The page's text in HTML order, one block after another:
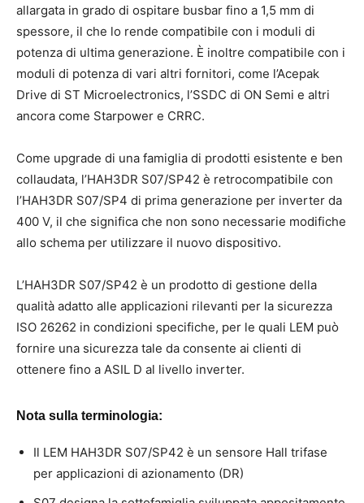
allargata in grado di ospitare busbar fino a 1,5 mm di
spessore, il che lo rende compatibile con i moduli di
potenza di ultima generazione. È inoltre compatibile con i
moduli di potenza di vari altri fornitori, come l’Acepak
Drive di ST Microelectronics, l’SSDC di ON Semi e altri
ancora come Starpower e CRRC.
Come upgrade di una famiglia di prodotti esistente e ben
collaudata, l’HAH3DR S07/SP42 è retrocompatibile con
l’HAH3DR S07/SP4 di prima generazione per inverter da
400 V, il che significa che non sono necessarie modifiche
allo schema per utilizzare il nuovo dispositivo.
L’HAH3DR S07/SP42 è un prodotto di gestione della
qualità adatto alle applicazioni rilevanti per la sicurezza
ISO 26262 in condizioni specifiche, per le quali LEM può
fornire una sicurezza tale da consente ai clienti di
ottenere fino a ASIL D al livello inverter.
Nota sulla terminologia:
Il LEM HAH3DR S07/SP42 è un sensore Hall trifase
per applicazioni di azionamento (DR)